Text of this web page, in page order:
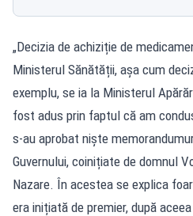
„Decizia de achiziție de
Ministerul Sănătății, așa cum
exemplu, se ia la Ministerul
fost adus prin faptul că am
s-au aprobat niște
Guvernului, coinițiate de domnul
Nazare. În acestea se explica
era inițiată de premier, după